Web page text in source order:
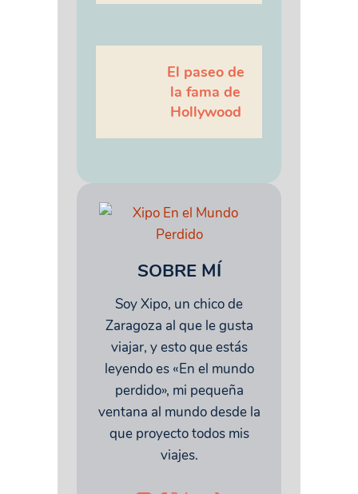
El paseo de
la fama de
Hollywood
SOBRE MÍ
Soy Xipo, un chico de
Zaragoza al que le gusta
viajar, y esto que estás
leyendo es «En el mundo
perdido», mi pequeña
ventana al mundo desde la
que proyecto todos mis
viajes.